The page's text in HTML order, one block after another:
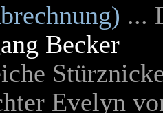
...
Becker
Evelyn